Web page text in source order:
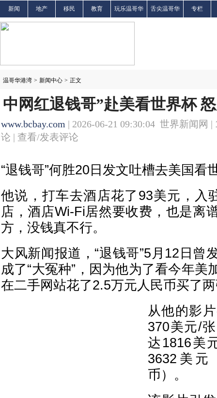
新闻 地产 移民 教育 玩乐温哥华 舌尖温哥华 专栏
温哥华港湾 > 新闻中心 > 正文
中网红退钱哥”赴美看世界杯
www.bcbay.com | 2026-06-21 09:30:04 世界新闻网 |
论 | 查看/发表评论
“退钱哥”何胜20日发文吐槽去美国看
他说，打车去酒店花了93美元，入
店，酒店Wi-Fi居然要收费，也是离
方，没钱真不行。
大风新闻报道，“退钱哥”5月12日曾
成了“大冤种”，因为他为了看今年美
在二手网站花了2.5万元人民币买了
从他的影
370美元/
达1816美
3632美元
币）。